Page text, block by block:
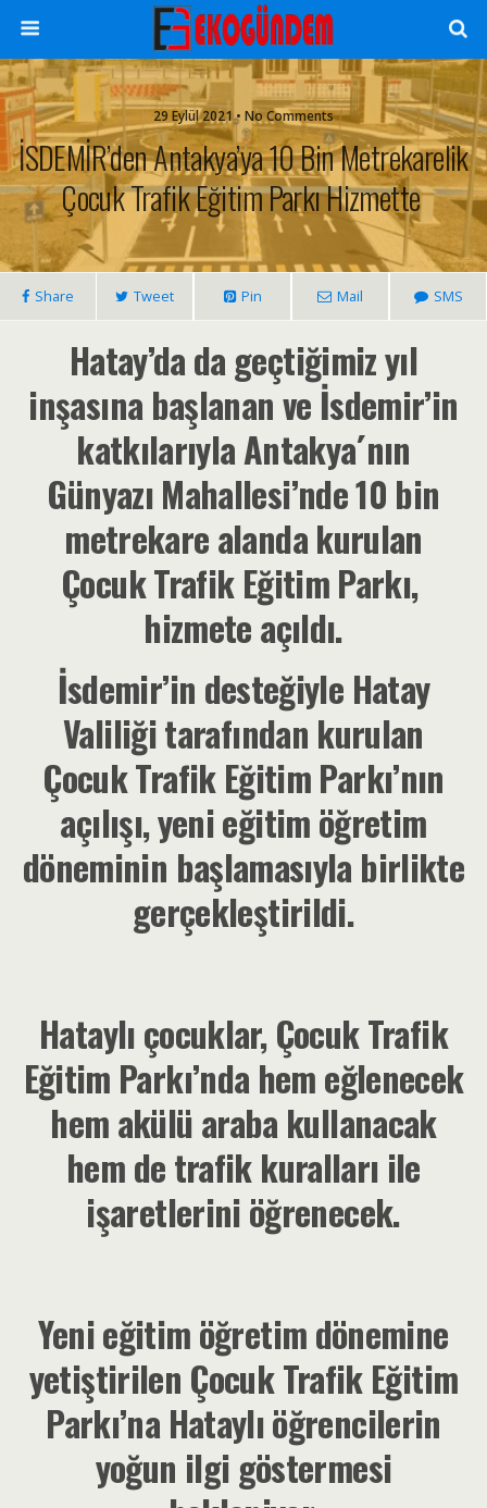
29 Eylül 2021 • No Comments
İSDEMİR’den Antakya’ya 10 Bin Metrekarelik
Çocuk Trafik Eğitim Parkı Hizmette
Share Tweet Pin Mail SMS
Hatay’da da geçtiğimiz yıl
inşasına başlanan ve İsdemir’in
katkılarıyla Antakya´nın
Günyazı Mahallesi’nde 10 bin
metrekare alanda kurulan
Çocuk Trafik Eğitim Parkı,
hizmete açıldı.
İsdemir’in desteğiyle Hatay
Valiliği tarafından kurulan
Çocuk Trafik EğitimParkı’nın
açılışı, yeni eğitim öğretim
döneminin başlamasıyla birlikte
gerçekleştirildi.
Hataylı çocuklar, Çocuk Trafik
Eğitim Parkı’nda hem eğlenecek
hem akülü araba kullanacak
hem de trafik kuralları ile
işaretlerini öğrenecek.
Yeni eğitim öğretim dönemine
yetiştirilen Çocuk Trafik Eğitim
Parkı’na Hataylı öğrencilerin
yoğun ilgi göstermesi